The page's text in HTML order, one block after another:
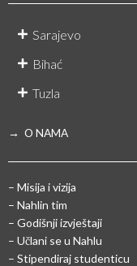
Sarajevo
Bihać
Tuzla
→ O NAMA
– Misija i vizija
– Nahlin tim
– Godišnji izvještaji
– Učlani se u Nahlu
– Stipendiraj studenticu